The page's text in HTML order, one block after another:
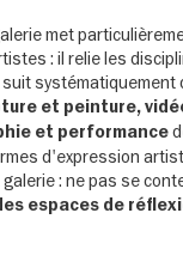
met
: il relie les
systématiquement
et peinture,
et performance
d'expression
: ne pas se
espaces de